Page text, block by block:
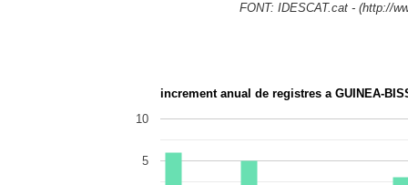
FONT: IDESCAT.cat - (http://
increment anual de registres a GUINEA-
5
10